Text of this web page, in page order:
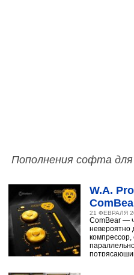
Пополнения софта для
W.A.
21 ФЕВРАЛЯ
ComBear —
невероятно
компрессор,